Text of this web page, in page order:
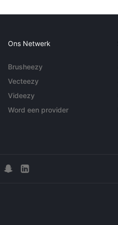
Ons Netwerk
Brusheezy
Vecteezy
Videezy
Word een provider